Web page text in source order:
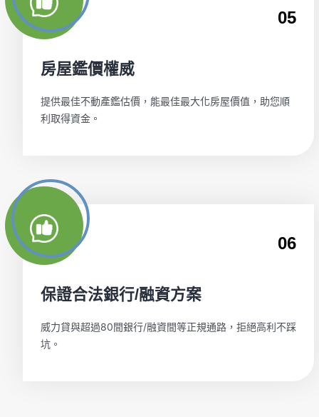
05
房屋鑑價權威
提供最佳不動產鑑估價，能最佳最大化房屋價值，助您順
利取得資金。
06
保證合法銀行/融資方案
威力貸與超過80間銀行/融資間等正規通路，拒絕高利不踩
坑。